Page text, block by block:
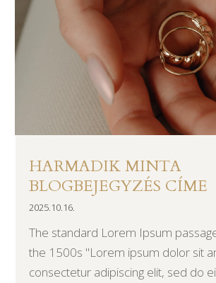
HARMADIK MINTA
BLOGBEJEGYZÉS CÍME
2025.10.16.
The standard Lorem Ipsum
the 1500s "Lorem ipsum dolor sit
consectetur adipiscing elit, sed do